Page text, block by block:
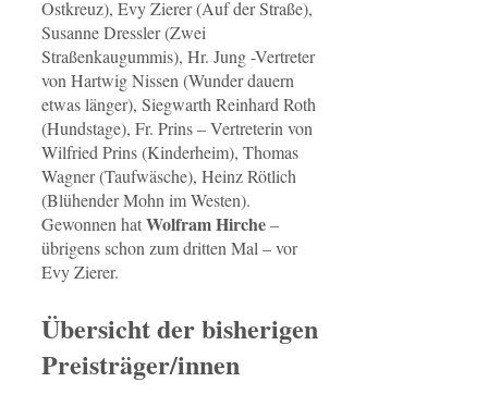
Ostkreuz), Evy Zierer (Auf der Straße),
Susanne Dressler (Zwei
Straßenkaugummis), Hr. Jung -Vertreter
von Hartwig Nissen (Wunder dauern
etwas länger), Siegwarth Reinhard Roth
(Hundstage), Fr. Prins – Vertreterin von
Wilfried Prins (Kinderheim), Thomas
Wagner (Taufwäsche), Heinz Rötlich
(Blühender Mohn im Westen).
Gewonnen hatWolfram Hirche–
übrigens schon zum dritten Mal – vor
Evy Zierer.
Übersicht der bisherigen
Preisträger/innen